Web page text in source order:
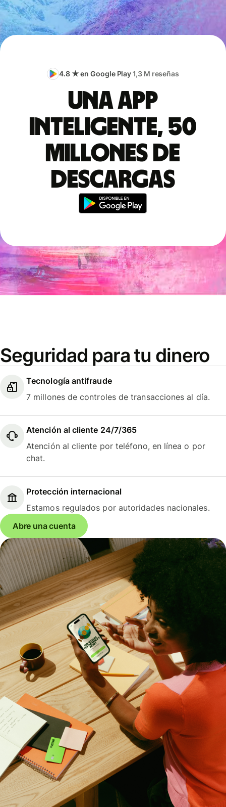
4.8 ★ en Google Play1,3 M reseñas
Una app
inteligente, 50
millones de
descargas
Seguridad para tu dinero
Tecnología antifraude
7 millones de controles de transacciones al día.
Atención al cliente 24/7/365
Atención al cliente por teléfono, en línea o por
chat.
Protección internacional
Estamos regulados por autoridades nacionales.
Abre una cuenta